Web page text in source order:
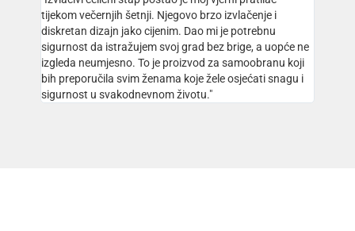
tijekom večernjih šetnji. Njegovo brzo izvlačenje i
diskretan dizajn jako cijenim. Dao mi je potrebnu
sigurnost da istražujem svoj grad bez brige, a uopće ne
izgleda neumjesno. To je proizvod za samoobranu koji
bih preporučila svim ženama koje žele osjećati snagu i
sigurnost u svakodnevnom životu."